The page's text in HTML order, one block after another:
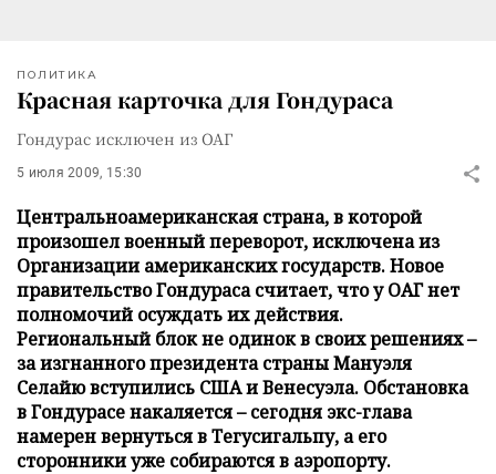
ПОЛИТИКА
Красная карточка для Гондураса
Гондурас исключен из ОАГ
5 июля 2009, 15:30
Центральноамериканская страна, в которой
произошел военный переворот, исключена из
Организации американских государств. Новое
правительство Гондураса считает, что у ОАГ нет
полномочий осуждать их действия.
Региональный блок не одинок в своих решениях –
за изгнанного президента страны Мануэля
Селайю вступились США и Венесуэла. Обстановка
в Гондурасе накаляется – сегодня экс-глава
намерен вернуться в Тегусигальпу, а его
сторонники уже собираются в аэропорту.